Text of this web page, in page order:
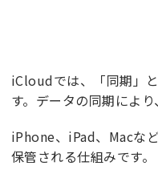
iCloudでは、「同期」
す。データの同期によ
iPhone、iPad、Macな
保管される仕組みです。